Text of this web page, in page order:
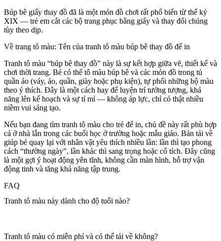
Búp bê giấy thay đồ đã là một món đồ chơi rất phổ biến từ thế kỷ
XIX — trẻ em cắt các bộ trang phục bằng giấy và thay đổi chúng
tùy theo dịp.
Về trang tô màu: Tên của tranh tô màu búp bê thay đồ để in
Tranh tô màu “búp bê thay đồ” này là sự kết hợp giữa vẽ, thiết kế và
chơi thời trang. Bé có thể tô màu búp bê và các món đồ trong tủ
quần áo (váy, áo, quần, giày hoặc phụ kiện), tự phối những bộ màu
theo ý thích. Đây là một cách hay để luyện trí tưởng tượng, khả
năng lên kế hoạch và sự tỉ mỉ — không áp lực, chỉ có thật nhiều
niềm vui sáng tạo.
Nếu bạn đang tìm tranh tô màu cho trẻ để in, chủ đề này rất phù hợp
cả ở nhà lẫn trong các buổi học ở trường hoặc mẫu giáo. Bản tải về
giúp bé quay lại với nhân vật yêu thích nhiều lần: lần thì tạo phong
cách “thường ngày”, lần khác thì sang trọng hoặc cổ tích. Đây cũng
là một gợi ý hoạt động yên tĩnh, không cần màn hình, hỗ trợ vận
động tinh và tăng khả năng tập trung.
FAQ
Tranh tô màu này dành cho độ tuổi nào?
Tranh tô màu có miễn phí và có thể tải về không?